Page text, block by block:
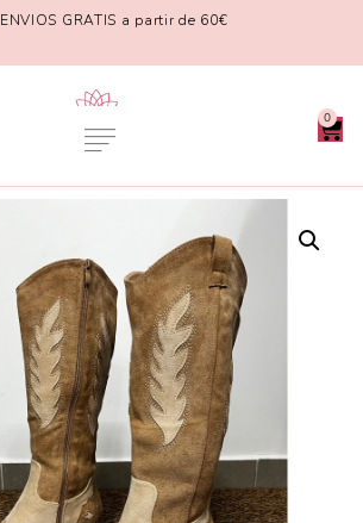
ENVIOS GRATIS a partir de 60€
0